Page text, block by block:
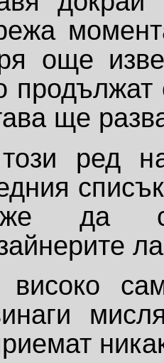
още
ще
ред
да
високо